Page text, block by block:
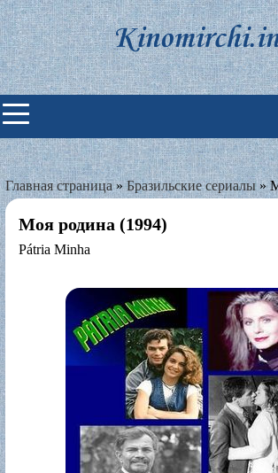
Skip
to
content
Индийские фильмы
онлайн
Главная страница»Бразильские сериалы»
Моя родина (1994)
Pátria Minha